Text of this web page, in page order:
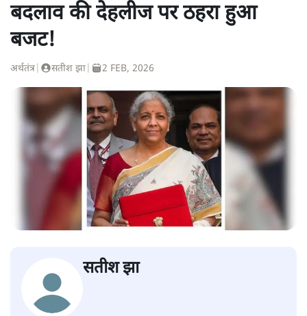
बदलाव की देहलीज पर ठहरा हुआ
बजट!
अर्थतंत्र सतीश झा 2 FEB, 2026
सतीश झा